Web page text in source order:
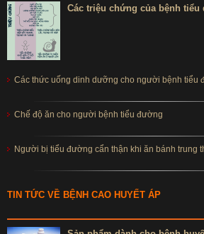
Các triệu chứng của bệnh tiểu
Các thức uống dinh dưỡng cho người bệnh tiểu
Chế độ ăn cho người bệnh tiểu đường
Người bị tiểu đường cẩn thận khi ăn bánh trung
TIN TỨC VỀ BỆNH CAO HUYẾT ÁP